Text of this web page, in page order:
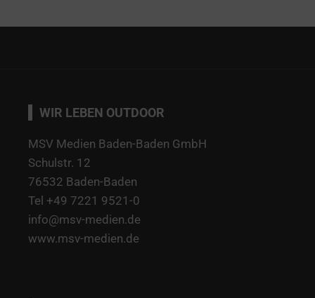
WIR LEBEN OUTDOOR
MSV Medien Baden-Baden GmbH
Schulstr. 12
76532 Baden-Baden
Tel +49 7221 9521-0
info@msv-medien.de
www.msv-medien.de